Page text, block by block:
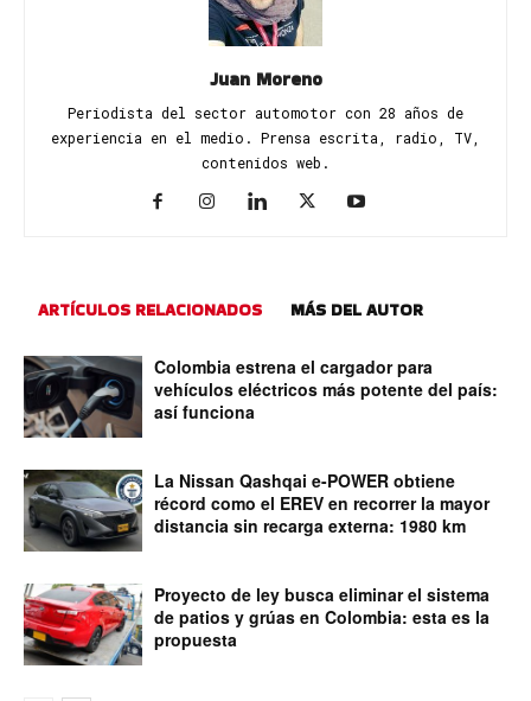
Juan Moreno
Periodista del sector automotor con 28 años de
experiencia en el medio. Prensa escrita, radio, TV,
contenidos web.
ARTÍCULOS RELACIONADOS MÁS DEL AUTOR
Colombia estrena el cargador para
vehículos eléctricos más potente del país:
así funciona
La Nissan Qashqai e-POWER obtiene
récord como el EREV en recorrer la mayor
distancia sin recarga externa: 1980 km
Proyecto de ley busca eliminar el sistema
de patios y grúas en Colombia: esta es la
propuesta